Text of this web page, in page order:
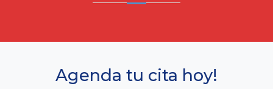
Agenda tu cita hoy!